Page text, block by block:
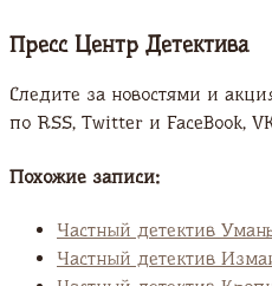
Пресс Центр Детектива
Следите за новостями и
по RSS, Twitter и FaсeBook,
Похожие записи:
Частный детектив
Частный детектив